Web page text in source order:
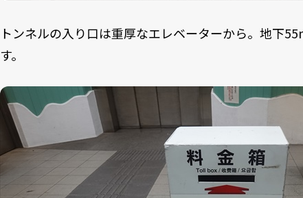
トンネルの入り口は重厚なエレベーターから。地下
す。